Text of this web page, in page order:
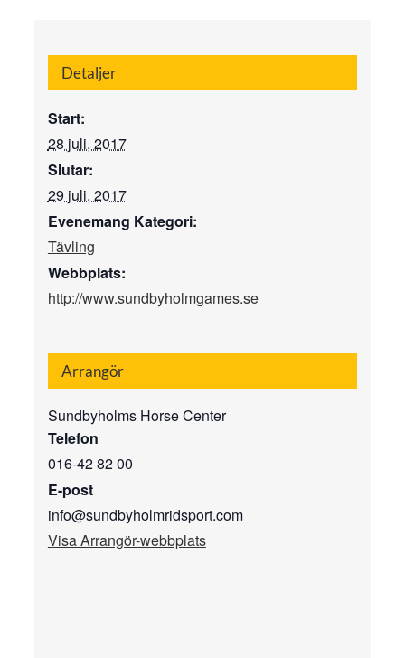
Detaljer
Start:
28 juli, 2017
Slutar:
29 juli, 2017
Evenemang Kategori:
Tävling
Webbplats:
http://www.sundbyholmgames.se
Arrangör
Sundbyholms Horse Center
Telefon
016-42 82 00
E-post
info@sundbyholmridsport.com
Visa Arrangör-webbplats